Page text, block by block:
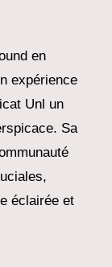
en
expérience
Unl un
Sa
éclairée et